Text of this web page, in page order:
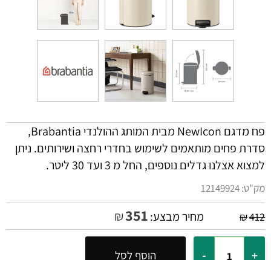
פח מדגם NewIcon מבית המותג ההולנדי Brabantia,
סדרת פחים מותאמים לשימוש בחדרי רחצה ושירותים. ניתן
למצוא אצלנו גדלים נוספים, החל מ 3 ועד 30 ליטר.
מק"ט:12149924
₪412 מחיר מבצע: ₪351
הוסף לסל